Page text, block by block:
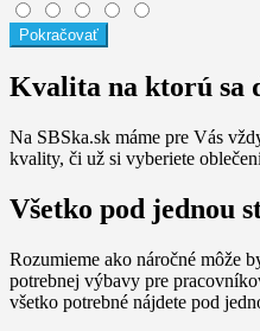
Pokračovať
Kvalita na ktorú sa
Na SBSka.sk máme pre Vás
kvality, či už si vyberiete
Všetko pod jednou
Rozumieme ako náročné môže
potrebnej výbavy pre
všetko potrebné nájdete pod